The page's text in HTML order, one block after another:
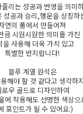
줄리는성공과번영을 의미
성공과승리,행운을 상징하
연의 품에서 만들어져
큼 시원시원한 의미를 가진
을 사용해 더욱 가치 있고
특별한 반지랍니다!
블루 계열 원석은
해야 할 것 같다고 생각하
로우 골드로 디자인하여
에 착용해도 선명한 색상으
포인트가 될 수 있어요:)